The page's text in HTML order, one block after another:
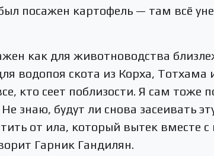
посажен картофель — там всё
как для животноводства
водопоя скота из Корха,
кто сеет поблизости. Я сам тоже
знаю, будут ли снова засеивать
от ила, который вытек вместе
Гарник Гандилян.